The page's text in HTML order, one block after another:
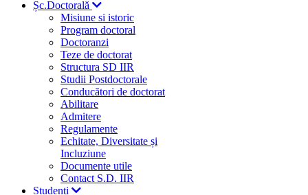
Șc.Doctorală
Misiune si istoric
Program doctoral
Doctoranzi
Teze de doctorat
Structura SD IIR
Studii Postdoctorale
Conducători de doctorat
Abilitare
Admitere
Regulamente
Echitate, Diversitate și
Incluziune
Documente utile
Contact S.D. IIR
Studenți